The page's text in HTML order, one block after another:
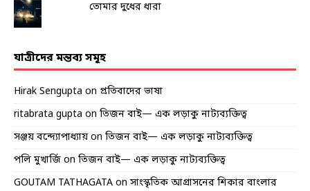
তোমার দুধের ধারা
যাত্রীদের মন্তব্য সমূহ
Hirak Sengupta on প্রতিবাদের ভাষা
ritabrata gupta on তিজন বাই— এক লড়াকু নাট্যব্যক্তিত্ব
সঞ্জয় বন্দ্যোপাধ্যায় on তিজন বাই— এক লড়াকু নাট্যব্যক্তিত্ব
পলি মুখার্জি on তিজন বাই— এক লড়াকু নাট্যব্যক্তিত্ব
GOUTAM TATHAGATA on সাংস্কৃতিক আগ্রাসনের শিকার বাংলার